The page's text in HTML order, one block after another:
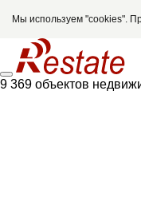
Мы используем "cookies".
9 369 объектов